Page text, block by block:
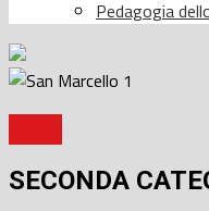
Pedagogia
SECONDA